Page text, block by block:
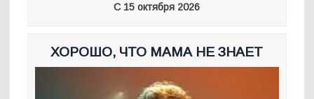
С 15 октября 2026
ХОРОШО, ЧТО МАМА НЕ ЗНАЕТ